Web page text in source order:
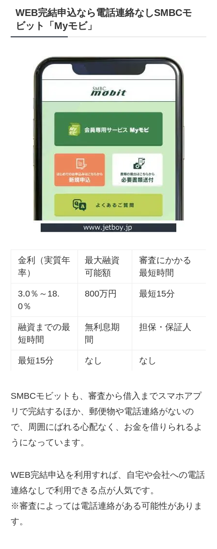
WEB完結申込なら電話連絡なしSMBCモ
ビット「Myモビ」
金利（実質年
率）
最大融資
可能額
審査にかかる
最短時間
3.0％～18.
0％
800万円 最短15分
融資までの最
短時間
無利息期
間
担保・保証人
最短15分 なし なし
SMBCモビットも、審査から借入までスマホアプ
リで完結するほか、郵便物や電話連絡がないの
で、周囲にばれる心配なく、お金を借りられるよ
うになっています。
WEB完結申込を利用すれば、自宅や会社への電話
連絡なしで利用できる点が人気です。
※審査によっては電話連絡がある可能性がありま
す。